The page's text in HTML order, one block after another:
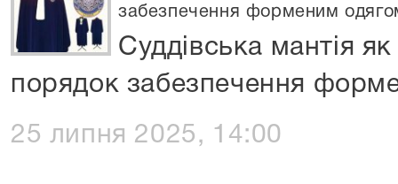
забезпечення форменим
Суддівська мантія
порядок забезпечення
25 липня 2025, 14:00